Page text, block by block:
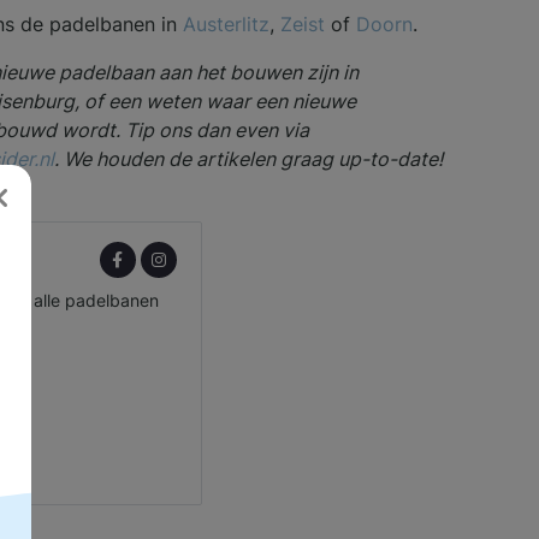
de padelbanen in Austerlitz, Zeist of Doorn.
padelbaan aan het bouwen zijn in
of een weten waar een nieuwe
wordt. Tip ons dan even via
. We houden de artikelen graag up-to-date!
alle padelbanen